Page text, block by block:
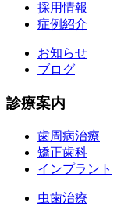
採用情報
症例紹介
お知らせ
ブログ
診療案内
歯周病治療
矯正歯科
インプラント
虫歯治療